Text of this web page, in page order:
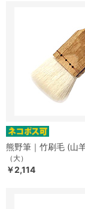
熊野筆｜竹刷毛 (山
（大）
￥2,114